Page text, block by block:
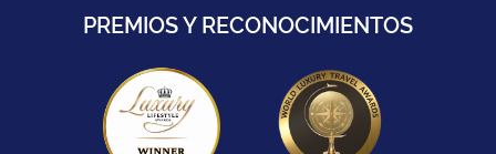
PREMIOS Y RECONOCIMIENTOS